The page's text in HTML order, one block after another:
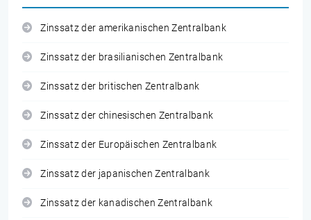
Zinssatz der amerikanischen Zentralbank
Zinssatz der brasilianischen Zentralbank
Zinssatz der britischen Zentralbank
Zinssatz der chinesischen Zentralbank
Zinssatz der Europäischen Zentralbank
Zinssatz der japanischen Zentralbank
Zinssatz der kanadischen Zentralbank